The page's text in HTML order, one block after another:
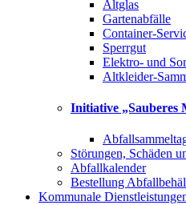
Altglas
Gartenabfälle
Container-
Sperrgut
Elektro- und
Altkleider-
Initiative „Sauberes
Störungen, Schäden
Abfallkalender
Bestellung
Kommunale